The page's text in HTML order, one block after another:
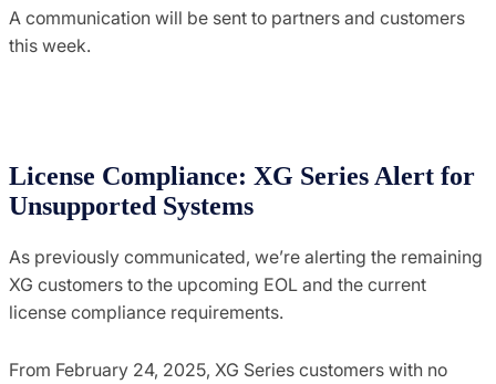
A communication will be sent to partners and customers
this week.
License Compliance: XG Series Alert for
Unsupported Systems
As previously communicated, we’re alerting the remaining
XG customers to the upcoming EOL and the current
license compliance requirements.
From February 24, 2025, XG Series customers with no